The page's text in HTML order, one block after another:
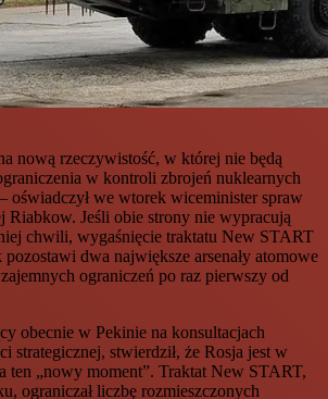
nową rzeczywistość, w której nie będą
w kontroli zbrojeń nuklearnych
oświadczył we wtorek wiceminister spraw
Riabkow. Jeśli obie strony nie wypracują
chwili, wygaśnięcie traktatu New START
dwa największe arsenały atomowe
ograniczeń po raz pierwszy od
obecnie w Pekinie na konsultacjach
strategicznej, stwierdził, że Rosja jest w
ten „nowy moment”. Traktat New START,
ograniczał liczbę rozmieszczonych